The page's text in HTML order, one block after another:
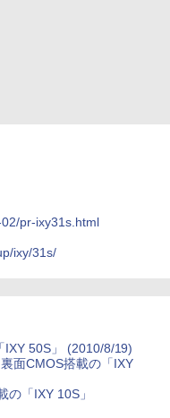
pr-ixy31s.html
ixy/31s/
IXY 50S」 (2010/8/19)
面CMOS搭載の「IXY
「IXY 10S」